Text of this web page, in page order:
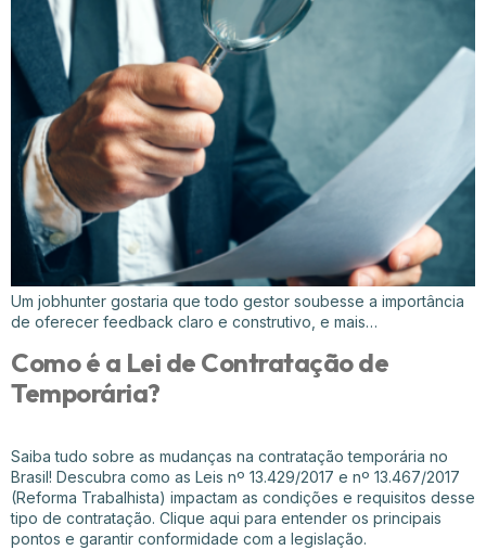
Um jobhunter gostaria que todo gestor soubesse a importância
de oferecer feedback claro e construtivo, e mais…
Como é a Lei de Contratação de
Temporária?
Saiba tudo sobre as mudanças na contratação temporária no
Brasil! Descubra como as Leis nº 13.429/2017 e nº 13.467/2017
(Reforma Trabalhista) impactam as condições e requisitos desse
tipo de contratação. Clique aqui para entender os principais
pontos e garantir conformidade com a legislação.